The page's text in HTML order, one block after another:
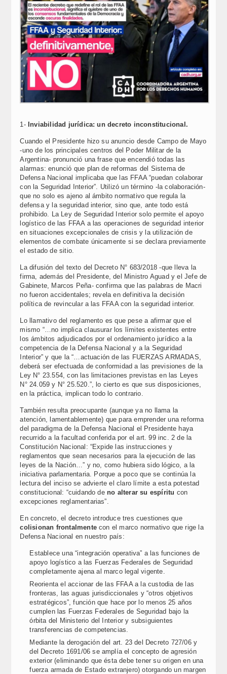
1-Inviabilidad jurídica: un decreto inconstitucional.
Cuando el Presidente hizo su anuncio desde Campo de Mayo
-uno de los principales centros del Poder Militar de la
Argentina- pronunció una frase que encendió todas las
alarmas: enunció que plan de reformas del Sistema de
Defensa Nacional implicaba que las FFAA “puedan colaborar
con la Seguridad Interior”. Utilizó un término -la colaboración-
que no solo es ajeno al ámbito normativo que regula la
defensa y la seguridad interior, sino que, ante todo está
prohibido. La Ley de Seguridad Interior solo permite el apoyo
logístico de las FFAA a las operaciones de seguridad interior
en situaciones excepcionales de crisis y la utilización de
elementos de combate únicamente si se declara previamente
el estado de sitio.
La difusión del texto del Decreto N° 683/2018 -que lleva la
firma, además del Presidente, del Ministro Aguad y el Jefe de
Gabinete, Marcos Peña- confirma que las palabras de Macri
no fueron accidentales; revela en definitiva la decisión
política de revincular a las FFAA con la seguridad interior.
Lo llamativo del reglamento es que pese a afirmar que el
mismo “…no implica clausurar los límites existentes entre
los ámbitos adjudicados por el ordenamiento jurídico a la
competencia de la Defensa Nacional y a la Seguridad
Interior” y que la “…actuación de las FUERZAS ARMADAS,
deberá ser efectuada de conformidad a las previsiones de la
Ley N° 23.554, con las limitaciones previstas en las Leyes
N° 24.059 y N° 25.520.”, lo cierto es que sus disposiciones,
en la práctica, implican todo lo contrario.
También resulta preocupante (aunque ya no llama la
atención, lamentablemente) que para emprender una reforma
del paradigma de la Defensa Nacional el Presidente haya
recurrido a la facultad conferida por el art. 99 inc. 2 de la
Constitución Nacional: “Expide las instrucciones y
reglamentos que sean necesarios para la ejecución de las
leyes de la Nación…” y no, como hubiera sido lógico, a la
iniciativa parlamentaria. Porque a poco que se continúa la
lectura del inciso se advierte el claro límite a esta potestad
constitucional: “cuidando deno alterar su espíritu con
excepciones reglamentarias”.
En concreto, el decreto introduce tres cuestiones que
colisionan frontalmentecon el marco normativo que rige la
Defensa Nacional en nuestro país:
Establece una “integración operativa” a las funciones de
apoyo logístico a las Fuerzas Federales de Seguridad
completamente ajena al marco legal vigente.
Reorienta el accionar de las FFAA a la custodia de las
fronteras, las aguas jurisdiccionales y “otros objetivos
estratégicos”, función que hace por lo menos 25 años
cumplen las Fuerzas Federales de Seguridad bajo la
órbita del Ministerio del Interior y subsiguientes
transferencias de competencias.
Mediante la derogación del art. 23 del Decreto 727/06 y
del Decreto 1691/06 se amplía el concepto de agresión
exterior (eliminando que ésta debe tener su origen en una
fuerza armada de Estado extranjero) otorgando un margen